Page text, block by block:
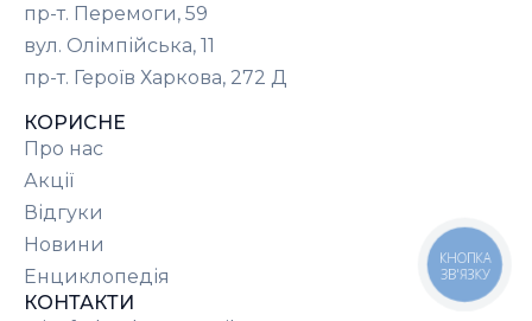
пр-т. Перемоги, 59
вул. Олімпійська, 11
пр-т. Героїв Харкова, 272 Д
КОРИСНЕ
Про нас
Акції
Відгуки
Новини
Енциклопедія
КОНТАКТИ
КНОПКА
ЗВ'ЯЗКУ